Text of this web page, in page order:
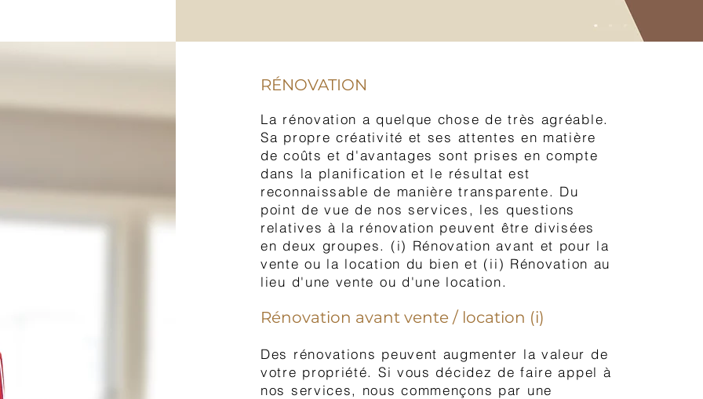
RÉNOVATION
La rénovation a quelque chose de très agréable.
Sa propre créativité et ses attentes en matière
de coûts et d'avantages sont prises en compte
dans la planification et le résultat est
reconnaissable de manière transparente. Du
point de vue de nos services, les questions
relatives à la rénovation peuvent être divisées
en deux groupes. (i) Rénovation avant et pour la
vente ou la location du bien et (ii) Rénovation au
lieu d'une vente ou d'une location.
Rénovation avant vente / location (i)
Des rénovations peuvent augmenter la valeur de
votre propriété. Si vous décidez de faire appel à
nos services, nous commençons par une